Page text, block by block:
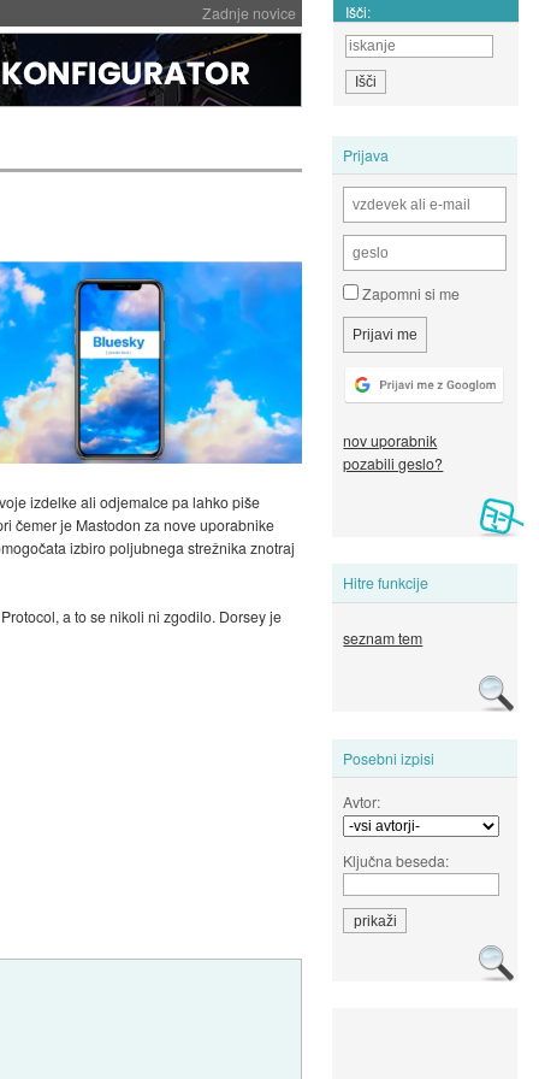
Zadnje novice Išči:
Prijava
Zapomni si me
nov uporabnik
pozabili geslo?
Hitre funkcije
seznam tem
Posebni izpisi
Avtor:
Ključna beseda:
izdelke ali odjemalce pa lahko piše
čemer je Mastodon za nove uporabnike
izbiro poljubnega strežnika znotraj
a to se nikoli ni zgodilo. Dorsey je